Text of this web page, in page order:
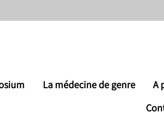
La médecine de genre A